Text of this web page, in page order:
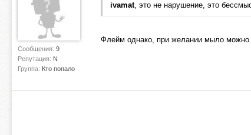
Сообщения: 9
Репутация: N
Группа: Кто попало
ivamat, это не нарушение, это
Флейм однако, при желании мыло можно